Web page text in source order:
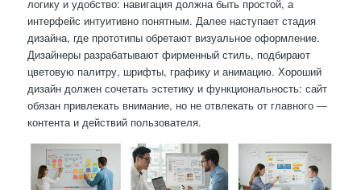
логику и удобство: навигация должна быть простой, а
интерфейс интуитивно понятным. Далее наступает стадия
дизайна, где прототипы обретают визуальное оформление.
Дизайнеры разрабатывают фирменный стиль, подбирают
цветовую палитру, шрифты, графику и анимацию. Хороший
дизайн должен сочетать эстетику и функциональность: сайт
обязан привлекать внимание, но не отвлекать от главного —
контента и действий пользователя.